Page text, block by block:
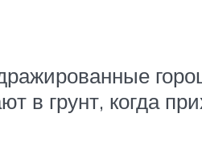
в грунт, когда